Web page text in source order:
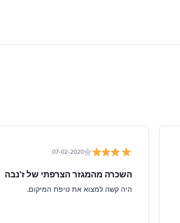
07-02-2020
השכרה מהמגזר הצרפתי של ז'נבה
היה קשה למצוא את טיפת המיקום.